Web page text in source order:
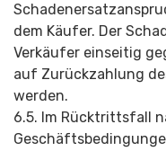
dem Käufer. Der
Verkäufer einseitig
auf Zurückzahlung
werden.
6.5. Im Rücktrittsfall